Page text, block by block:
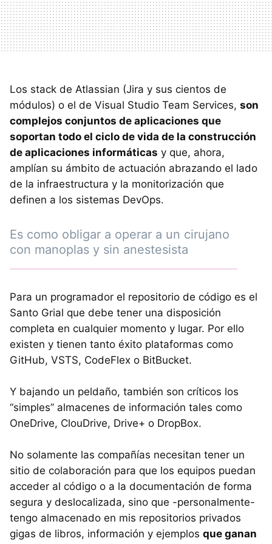
Los stack de Atlassian (Jira y sus cientos de
módulos) o el de Visual Studio Team Services, son
complejos conjuntos de aplicaciones que
soportan todo el ciclo de vida de la construcción
de aplicaciones informáticas y que, ahora,
amplían su ámbito de actuación abrazando el lado
de la infraestructura y la monitorización que
definen a los sistemas DevOps.
Es como obligar a operar a un cirujano
con manoplas y sin anestesista
Para un programador el repositorio de código es el
Santo Grial que debe tener una disposición
completa en cualquier momento y lugar. Por ello
existen y tienen tanto éxito plataformas como
GitHub, VSTS, CodeFlex o BitBucket.
Y bajando un peldaño, también son críticos los
“simples” almacenes de información tales como
OneDrive, ClouDrive, Drive+ o DropBox.
No solamente las compañías necesitan tener un
sitio de colaboración para que los equipos puedan
acceder al código o a la documentación de forma
segura y deslocalizada, sino que -personalmente-
tengo almacenado en mis repositorios privados
gigas de libros, información y ejemplos que ganan